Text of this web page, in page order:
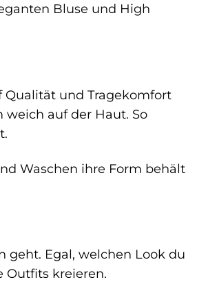
Bluse und High
Qualität und Tragekomfort
auf der Haut. So
Waschen ihre Form behält
geht. Egal, welchen Look du
Outfits kreieren.